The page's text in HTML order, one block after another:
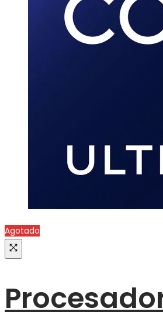
Agotado